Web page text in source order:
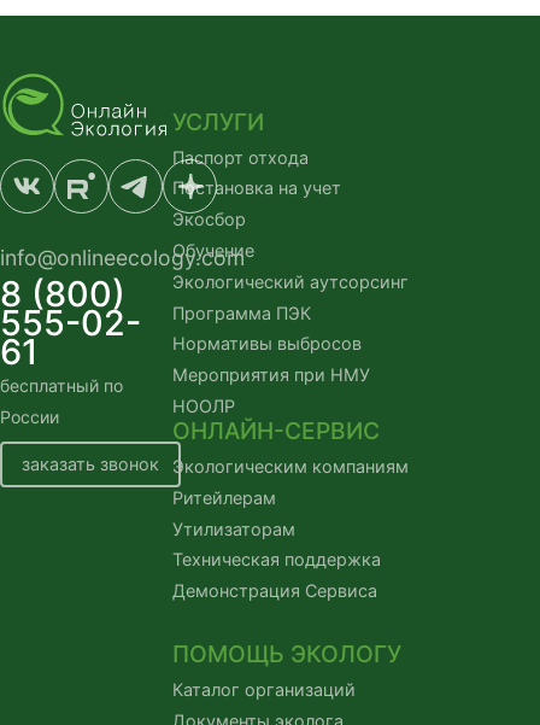
info@onlineecology.com
8 (800)
555-02-
61
бесплатный по
России
заказать звонок
УСЛУГИ
Паспорт отхода
Постановка на учет
Экосбор
Обучение
Экологический аутсорсинг
Программа ПЭК
Нормативы выбросов
Мероприятия при НМУ
НООЛР
ОНЛАЙН-СЕРВИС
Экологическим компаниям
Ритейлерам
Утилизаторам
Техническая поддержка
Демонстрация Сервиса
ПОМОЩЬ ЭКОЛОГУ
Каталог организаций
Документы эколога